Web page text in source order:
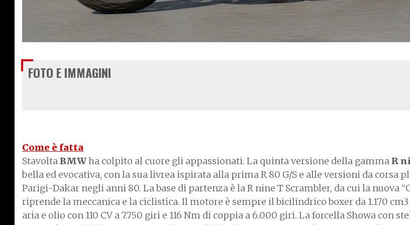
FOTO E IMMAGINI
Come è fatta
StavoltaBMWha colpito al cuore gli appassionati. La quinta versione della gamma R
bella ed evocativa, con la sua livrea ispirata alla prima R 80 G/S e alle versioni da corsa
Parigi-Dakar negli anni 80. La base di partenza è la R nine T Scrambler, da cui la nuova
riprende la meccanica e la ciclistica. Il motore è sempre il bicilindrico boxer da 1.170
aria e olio con 110 CV a 7.750 giri e 116 Nm di coppia a 6.000 giri. La forcella Showa con